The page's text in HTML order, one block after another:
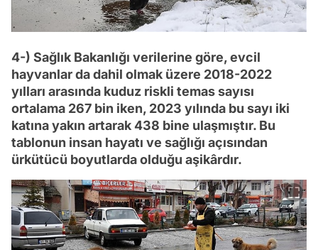
4-) Sağlık Bakanlığı verilerine göre, evcil
hayvanlar da dahil olmak üzere 2018-2022
yılları arasında kuduz riskli temas sayısı
ortalama 267 bin iken, 2023 yılında bu sayı iki
katına yakın artarak 438 bine ulaşmıştır. Bu
tablonun insan hayatı ve sağlığı açısından
ürkütücü boyutlarda olduğu aşikârdır.